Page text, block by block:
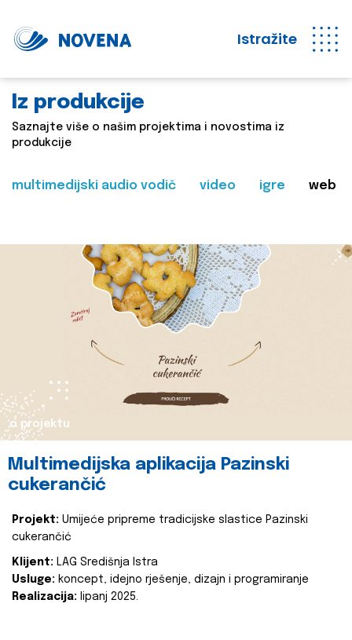
Istražite
Iz produkcije
Saznajte više o našim projektima i novostima iz
produkcije
multimedijski audio vodič video igre web
o projektu
Multimedijska aplikacija Pazinski
cukerančić
Projekt: Umijeće pripreme tradicijske slastice Pazinski
cukerančić
Klijent: LAG Središnja Istra
Usluge: koncept, idejno rješenje, dizajn i programiranje
Realizacija: lipanj 2025.